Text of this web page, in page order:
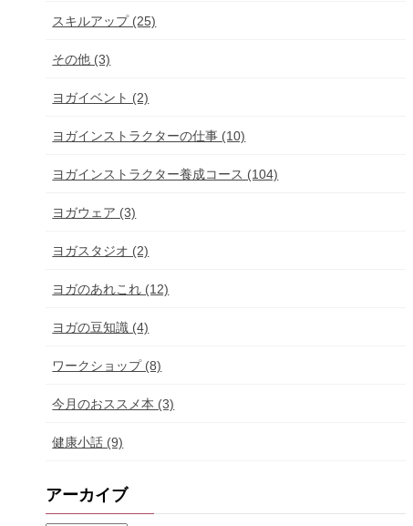
スキルアップ (25)
その他 (3)
ヨガイベント (2)
ヨガインストラクターの仕事 (10)
ヨガインストラクター養成コース (104)
ヨガウェア (3)
ヨガスタジオ (2)
ヨガのあれこれ (12)
ヨガの豆知識 (4)
ワークショップ (8)
今月のおススメ本 (3)
健康小話 (9)
アーカイブ
ア